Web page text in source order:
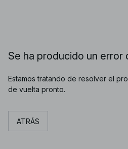
Se ha producido un error
Estamos tratando de resolver el
de vuelta pronto.
ATRÁS